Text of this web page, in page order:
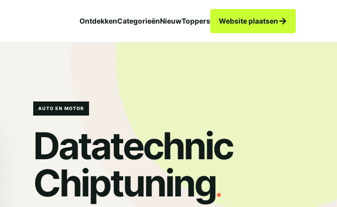
OntdekkenCategorieënNieuwToppers Website plaatsen→
AUTO EN MOTOR
Datatechnic
Chiptuning.